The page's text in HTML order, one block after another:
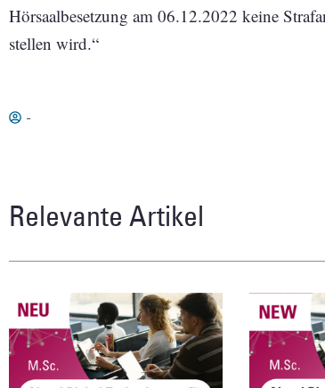
Hörsaalbesetzung am 06.12.2022 keine
stellen wird.“
-
Relevante Artikel